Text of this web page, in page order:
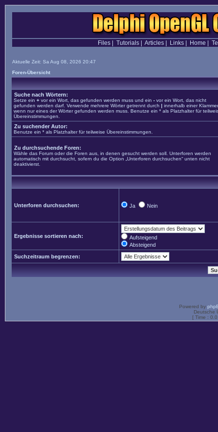
Files| Tutorials| Articles| Links| Home
Aktuelle Zeit: Sa Aug 08, 2026 20:47
Foren-Übersicht
Suche nach Wörtern:
Setze ein + vor ein Wort, das gefunden werden muss und ein - vor ein Wort, das nicht
gefunden werden darf. Verwende mehrere Wörter getrennt durch | innerhalb einer
wenn nur eines der Wörter gefunden werden muss. Benutze ein * als Platzhalter für
Übereinstimmungen.
Zu suchender Autor:
Benutze ein * als Platzhalter für teilweise Übereinstimmungen.
Zu durchsuchende Foren:
Wähle das Forum oder die Foren aus, in denen gesucht werden soll. Unterforen werden
automatisch mit durchsucht, sofern du die Option „Unterforen durchsuchen“ unten nicht
deaktivierst.
Unterforen durchsuchen: Ja Nein
Ergebnisse sortieren nach:
Aufsteigend
Absteigend
Suchzeitraum begrenzen:
Powered by
Deutsche
[ Time :